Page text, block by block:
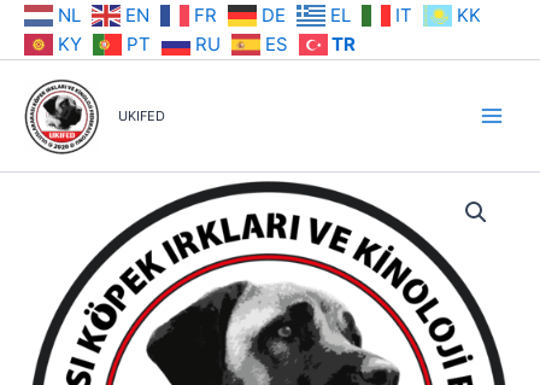
İçeriğe NL EN FR DE EL IT
KK
KY
PT RU ES TR
UKIFED